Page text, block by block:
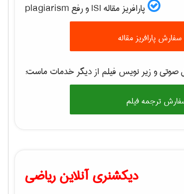
پارافریز مقاله ISI و رفع plagiarism
پارافریز مقاله
صوتی و زیر نویس فیلم از دیگر خدمات ماست:
ترجمه فیلم
دیکشنری آنلاین ریاضی